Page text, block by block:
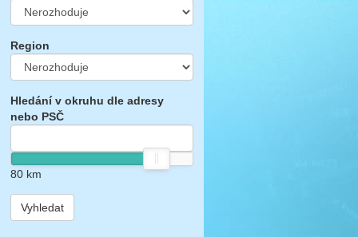
Region
Hledání v okruhu dle adresy
nebo PSČ
80km
Vyhledat